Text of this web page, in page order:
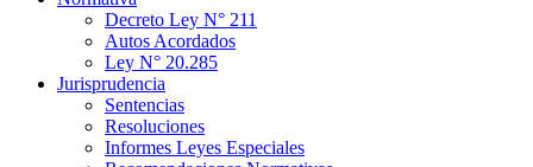
Decreto Ley N° 211
Autos Acordados
Ley N° 20.285
Jurisprudencia
Sentencias
Resoluciones
Informes Leyes Especiales